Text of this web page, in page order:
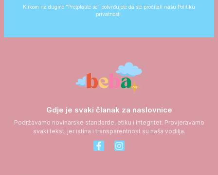
Klikom na dugme "Pretplatite se" potvrđujete da ste pročitali našu Politiku
privatnosti.
Gdje je svaki članak za naslovnice
Podržavamo novinarske standarde, etiku i integritet. Provjeravamo
svaki tekst, jer istina i transparentnost su naša vodilja.